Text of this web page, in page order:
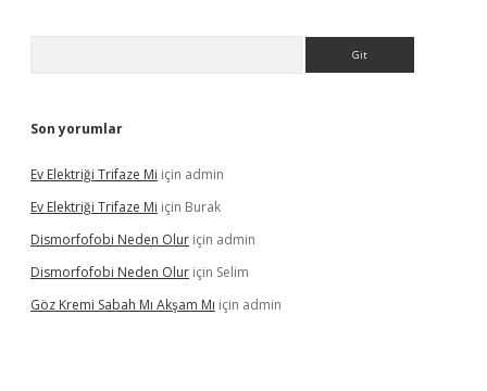
Son yorumlar
Ev Elektriği Trifaze Mi için admin
Ev Elektriği Trifaze Mi için Burak
Dismorfofobi Neden Olur için admin
Dismorfofobi Neden Olur için Selim
Göz Kremi Sabah Mı Akşam Mı için admin